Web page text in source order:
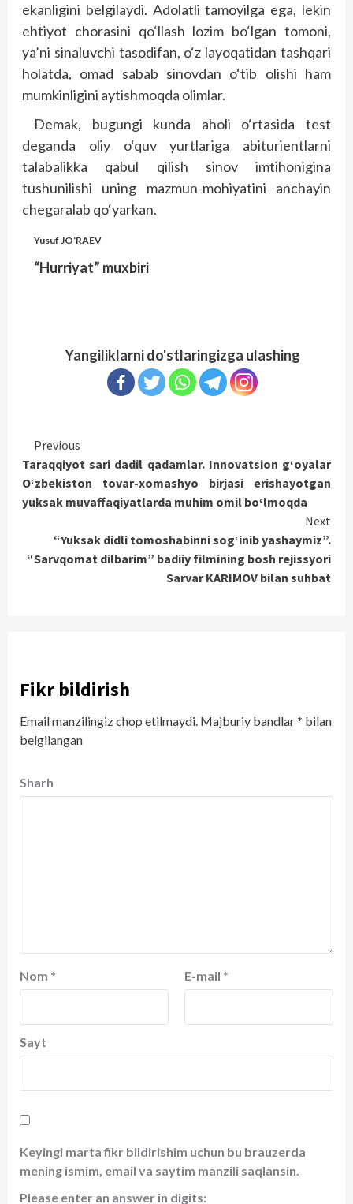
ekanligini belgilaydi. Adolatli tamoyilga ega, lekin
ehtiyot chorasini qo‘llash lozim bo‘lgan tomoni,
ya’ni sinaluvchi tasodifan, o‘z layoqatidan tashqari
holatda, omad sabab sinovdan o‘tib olishi ham
mumkinligini aytishmoqda olimlar.
Demak, bugungi kunda aholi o‘rtasida test
deganda oliy o‘quv yurtlariga abiturientlarni
talabalikka qabul qilish sinov imtihonigina
tushunilishi uning mazmun-mohiyatini anchayin
chegaralab qo‘yarkan.
Yusuf JO‘RAEV
“Hurriyat” muxbiri
Yangiliklarni do'stlaringizga ulashing
Continue
Reading
Previous
Taraqqiyot sari dadil qadamlar. Innovatsion g‘oyalar
O‘zbekiston tovar-xomashyo birjasi erishayotgan
yuksak muvaffaqiyatlarda muhim omil bo‘lmoqda
Next
“Yuksak didli tomoshabinni sog‘inib yashaymiz”.
“Sarvqomat dilbarim” badiiy filmining bosh rejissyori
Sarvar KARIMOV bilan suhbat
Fikr bildirish
Email manzilingiz chop etilmaydi. Majburiy bandlar* bilan
belgilangan
Sharh
Nom * E-mail *
Sayt
Keyingi marta fikr bildirishim uchun bu brauzerda
mening ismim, email va saytim manzili saqlansin.
Please enter an answer in digits: